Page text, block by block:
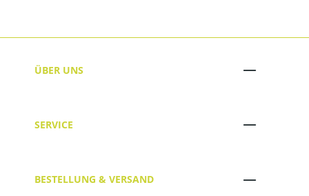
ÜBER UNS
SERVICE
BESTELLUNG & VERSAND